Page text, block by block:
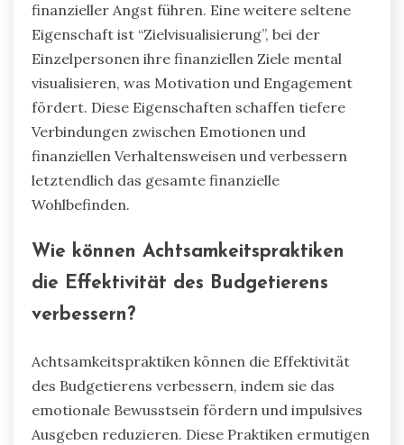
finanzieller Angst führen. Eine weitere seltene
Eigenschaft ist “Zielvisualisierung”, bei der
Einzelpersonen ihre finanziellen Ziele mental
visualisieren, was Motivation und Engagement
fördert. Diese Eigenschaften schaffen tiefere
Verbindungen zwischen Emotionen und
finanziellen Verhaltensweisen und verbessern
letztendlich das gesamte finanzielle
Wohlbefinden.
Wie können Achtsamkeitspraktiken
die Effektivität des Budgetierens
verbessern?
Achtsamkeitspraktiken können die Effektivität
des Budgetierens verbessern, indem sie das
emotionale Bewusstsein fördern und impulsives
Ausgeben reduzieren. Diese Praktiken ermutigen